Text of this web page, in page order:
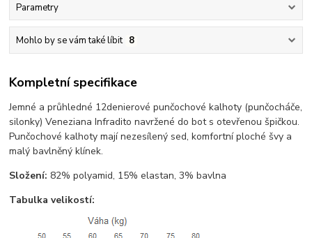
Parametry
Mohlo by se vám také líbit 8
Kompletní specifikace
Jemné a průhledné 12denierové punčochové kalhoty (punčocháče,
silonky) Veneziana Infradito navržené do bot s otevřenou špičkou.
Punčochové kalhoty mají nezesílený sed, komfortní ploché švy a
malý bavlněný klínek.
Složení: 82% polyamid, 15% elastan, 3% bavlna
Tabulka velikostí: